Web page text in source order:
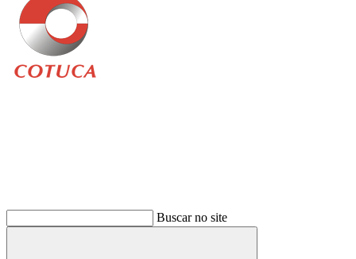
Buscar no site